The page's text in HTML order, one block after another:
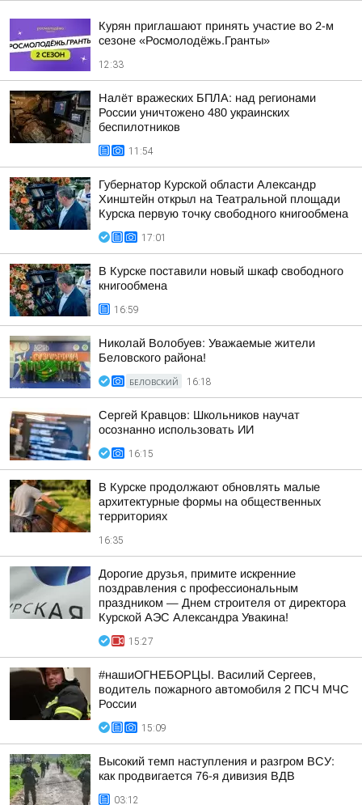
Курян приглашают принять участие во 2-м
сезоне «Росмолодёжь.Гранты»
12:33
Налёт вражеских БПЛА: над регионами
России уничтожено 480 украинских
беспилотников
11:54
Губернатор Курской области Александр
Хинштейн открыл на Театральной площади
Курска первую точку свободного книгообмена
17:01
В Курске поставили новый шкаф свободного
книгообмена
16:59
Николай Волобуев: Уважаемые жители
Беловского района!
БЕЛОВСКИЙ 16:18
Сергей Кравцов: Школьников научат
осознанно использовать ИИ
16:15
В Курске продолжают обновлять малые
архитектурные формы на общественных
территориях
16:35
Дорогие друзья, примите искренние
поздравления с профессиональным
праздником — Днем строителя от директора
Курской АЭС Александра Увакина!
15:27
#нашиОГНЕБОРЦЫ. Василий Сергеев,
водитель пожарного автомобиля 2 ПСЧ МЧС
России
15:09
Высокий темп наступления и разгром ВСУ:
как продвигается 76-я дивизия ВДВ
03:12